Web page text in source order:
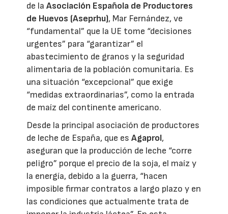
de laAsociación Española de Productores
de Huevos (Aseprhu), Mar Fernández, ve
“fundamental” que la UE tome “decisiones
urgentes” para “garantizar” el
abastecimiento de granos y la seguridad
alimentaria de la población comunitaria. Es
una situación “excepcional” que exige
“medidas extraordinarias”, como la entrada
de maíz del continente americano.
Desde la principal asociación de productores
de leche de España, que esAgaprol,
aseguran que la producción de leche “corre
peligro” porque el precio de la soja, el maíz y
la energía, debido a la guerra, “hacen
imposible firmar contratos a largo plazo y en
las condiciones que actualmente trata de